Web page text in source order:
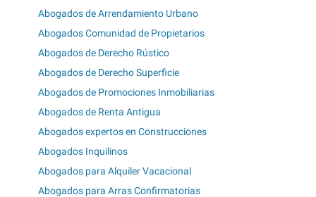
Abogados de Arrendamiento Urbano
Abogados Comunidad de Propietarios
Abogados de Derecho Rústico
Abogados de Derecho Superficie
Abogados de Promociones Inmobiliarias
Abogados de Renta Antigua
Abogados expertos en Construcciones
Abogados Inquilinos
Abogados para Alquiler Vacacional
Abogados para Arras Confirmatorias